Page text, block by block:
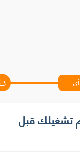
تشغيلك قبل